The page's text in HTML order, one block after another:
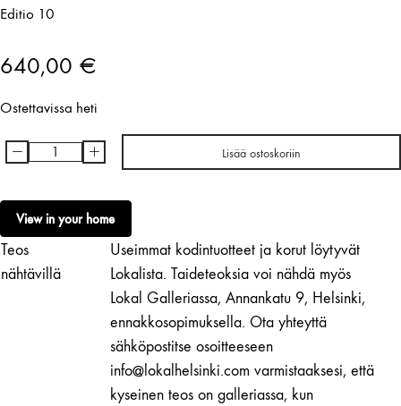
Editio 10
640,00 €
Ostettavissa heti
Charlotta
|
Selassie
Forever
määrä
- + Lisää ostoskoriin
View in your home
Teos
nähtävillä
Useimmat kodintuotteet ja korut löytyvät
Lokalista. Taideteoksia voi nähdä myös
Lokal Galleriassa, Annankatu 9, Helsinki,
ennakkosopimuksella. Ota yhteyttä
sähköpostitse osoitteeseen
info@lokalhelsinki.com varmistaaksesi, että
kyseinen teos on galleriassa, kun